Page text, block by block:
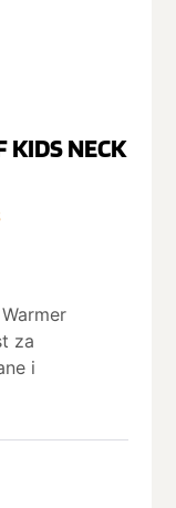
KIDS NECK
za
i